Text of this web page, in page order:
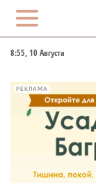
8:55, 10 Августа
РЕКЛАМА